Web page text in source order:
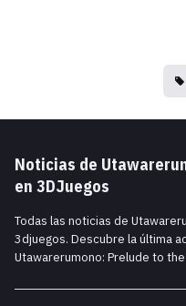
Noticias de
en 3DJuegos
Todas las noticias de
3djuegos. Descubre la última
Utawarerumono: Prelude to the